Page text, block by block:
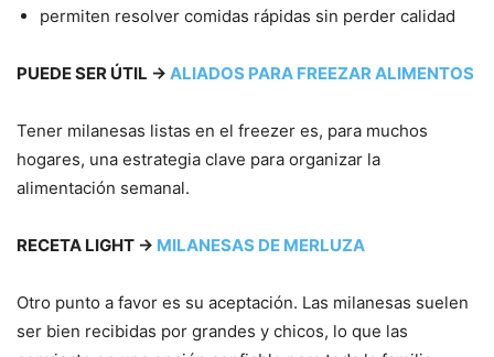
permiten resolver comidas rápidas sin perder calidad
PUEDE SER ÚTIL → ALIADOS PARA FREEZAR ALIMENTOS
Tener milanesas listas en el freezer es, para muchos
hogares, una estrategia clave para organizar la
alimentación semanal.
RECETA LIGHT → MILANESAS DE MERLUZA
Otro punto a favor es su aceptación. Las milanesas suelen
ser bien recibidas por grandes y chicos, lo que las